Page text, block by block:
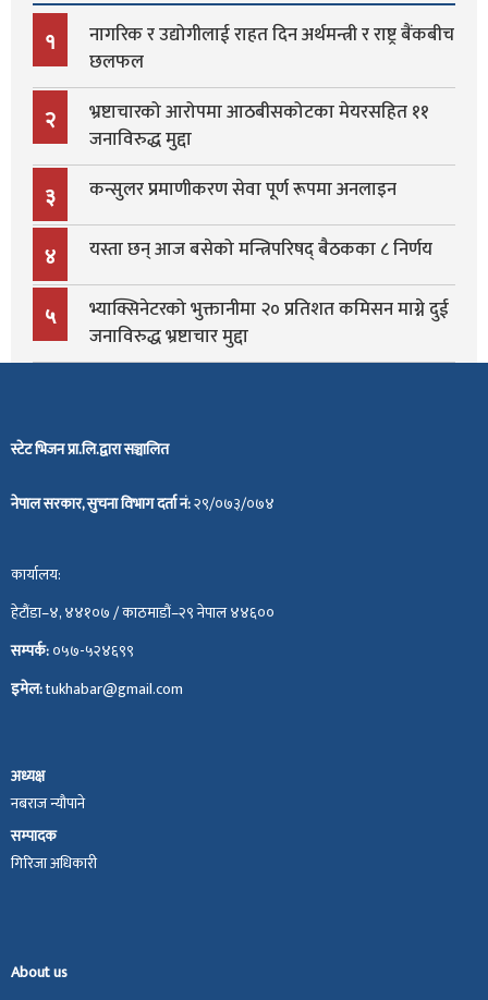
१
नागरिक र उद्योगीलाई राहत दिन अर्थमन्त्री र राष्ट्र बैंकबीच
छलफल
२
भ्रष्टाचारको आरोपमा आठबीसकोटका मेयरसहित ११
जनाविरुद्ध मुद्दा
३ कन्सुलर प्रमाणीकरण सेवा पूर्ण रूपमा अनलाइन
४ यस्ता छन् आज बसेको मन्त्रिपरिषद् बैठकका ८ निर्णय
५
भ्याक्सिनेटरको भुक्तानीमा २० प्रतिशत कमिसन माग्ने दुई
जनाविरुद्ध भ्रष्टाचार मुद्दा
स्टेट भिजन प्रा.लि.द्वारा सञ्चालित
नेपाल सरकार, सुचना विभाग दर्ता नं:२९/०७३/०७४
कार्यालय:
हेटौंडा–४, ४४१०७ / काठमाडौं–२९ नेपाल ४४६००
सम्पर्क:०५७-५२४६९९
इमेल:tukhabar@gmail.com
अध्यक्ष
नबराज न्यौपाने
सम्पादक
गिरिजा अधिकारी
About us